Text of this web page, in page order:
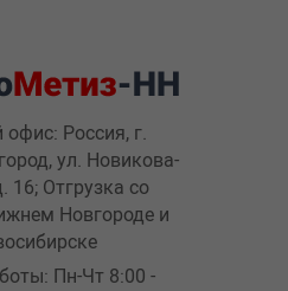
офис: Россия, г.
ул. Новикова-
16; Отгрузка со
Новгороде и
Пн-Чт 8:00 -